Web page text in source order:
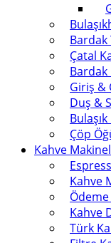
Bardak
Çatal
Giriş &
Duş &
Çöp
Kahve
Kahve
Kahve
Türk